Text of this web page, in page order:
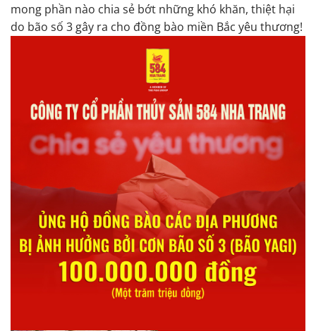
mong phần nào chia sẻ bớt những khó khăn, thiệt hại
do bão số 3 gây ra cho đồng bào miền Bắc yêu thương!